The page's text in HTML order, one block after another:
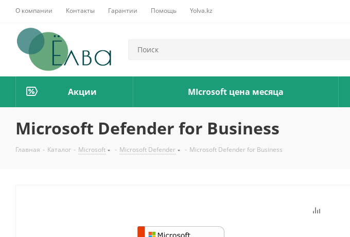
О компании Контакты Гарантии Помощь Yolva.kz
Акции MIcrosoft цена месяца
Microsoft Defender for Business
Главная - Каталог - Microsoft - Microsoft Defender - Microsoft Defender for Business